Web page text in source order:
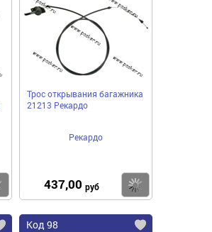
Купить
Трос открывания багажника
21213 Рекардо
Рекардо
437,00 руб
Код 98